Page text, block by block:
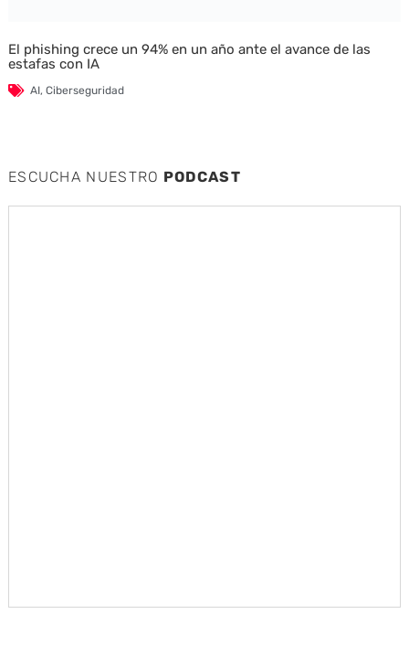
El phishing crece un 94% en un año ante el avance de las
estafas con IA
AI, Ciberseguridad
ESCUCHA NUESTRO PODCAST